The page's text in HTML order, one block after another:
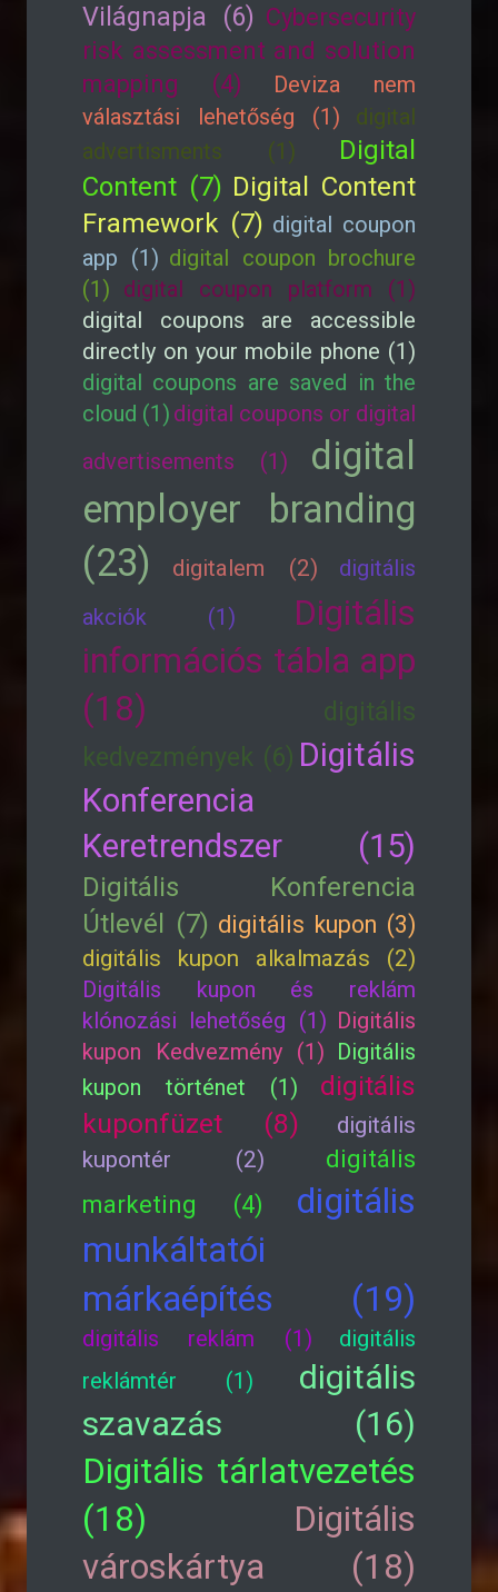
Világnapja (6) Cybersecurity
risk assessment and solution
mapping (4)
Deviza nem
választási lehetőség (1)
digital
advertisments (1)
Digital
Content (7) Digital Content
Framework (7) digital coupon
app (1) digital coupon brochure
(1) digital coupon platform (1)
digital coupons are accessible
directly on your mobile phone (1)
digital coupons are saved in the
cloud (1) digital coupons or digital
advertisements (1)
digital
employer branding
(23)
digitalem (2)
digitális
akciók (1)
Digitális
információs tábla app
(18)
digitális
kedvezmények (6) Digitális
Konferencia
Keretrendszer (15)
Digitális Konferencia
Útlevél (7) digitális kupon (3)
digitális kupon alkalmazás (2)
Digitális kupon és reklám
klónozási lehetőség (1) Digitális
kupon Kedvezmény (1) Digitális
kupon történet (1)
digitális
kuponfüzet (8)
digitális
kupontér (2)
digitális
marketing (4)
digitális
munkáltatói
márkaépítés (19)
digitális reklám (1)
digitális
reklámtér (1)
digitális
szavazás (16)
Digitális tárlatvezetés
(18)
Digitális
városkártya (18)